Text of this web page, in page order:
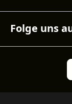
Folge uns